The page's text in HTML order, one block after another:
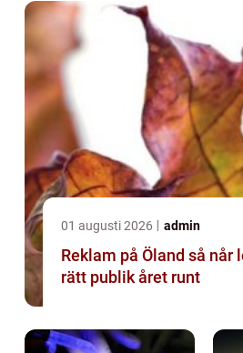
01 augusti 2026 admin
Reklam på Öland så når lokala företag
rätt publik året runt